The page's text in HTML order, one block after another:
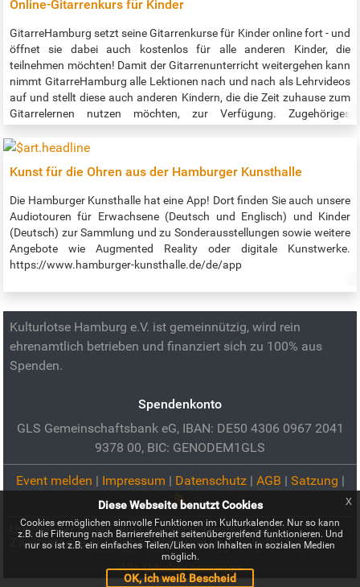
Blume, dem Maskottchen der IGA 1973. Sehr empfehlenswert ist
auch der zugehörige Podcast: https://www.gruenerwallring-
200.de/#podcast Jeden Monat gibt es eine neue Folge!
Online-Gitarrenkurs für Kinder
GitarreHamburg setzt seine Gitarrenkurse für Kinder online fort - und
öffnet sie dabei auch kostenlos für alle anderen Kinder, die
teilnehmen möchten! Damit der Gitarrenunterricht weitergehen kann
nimmt GitarreHamburg alle Lektionen nach und nach als Lehrvideos
auf und stellt diese auch anderen Kindern, die die Zeit zuhause zum
Gitarrelernen nutzen möchten, zur Verfügung. Zugehöriges
Lektionen gehörenden Noten können per Mail angefordert werden.
gitarrenkurs-fuer-kinder. Direkt zum Kurs geht es hier:
https://www.gitarrehamburg.de/konkret/lehrvideos/ .
Kunst für die Ohren aus der Hamburger Kunsthalle
Die Hamburger Kunsthalle hat eine App! Dort finden Sie auch unsere
Audiotouren für Erwachsene (Deutsch und Englisch) und Kinder
(Deutsch) zur Sammlung und zu Sonderausstellungen sowie weitere
Angebote wie Augmented Reality oder digitale Kunstwerke.
https://www.hamburger-kunsthalle.de/de/app
Kulturlotse Hamburg e.V. ist gemeinnützig, wird rein
ehrenamtlich betrieben und finanziert sich zu 100% aus
Spenden.
Spendenkonto
GLS Gemeinschaftsbank eG, IBAN: DE50 4306 0967 2041
9378 00, BIC: GENODEM1GLS
Event melden | Impressum | Datenschutz| AGB | Satzung |
Urheber der Bilder:vhs-Lernportal: Deutsch als
Zweitsprache, für Alphabetisierung und Grundbildung:
Elbphilharmonie Mediathek:
ARD Sounds mit Hörspiel, Wissen, Dokumentation oder
Pixabay.com (CC0) Online-Ausstellungen der Stabi
Alle Urheber anzeigen
Diese Webseite benutzt Cookies
Cookies ermöglichen sinnvolle Funktionen im Kulturkalender. Nur so kann
z.B. die Filterung nach Barrierefreiheit seitenübergreifend funktionieren. Und
nur so ist z.B. ein einfaches Teilen/Liken von Inhalten in sozialen Medien
möglich.
OK, ich weiß Bescheid
x